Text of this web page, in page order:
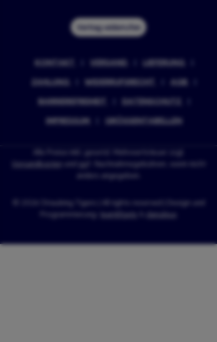
Vertrag widerrufen
KONTAKT VERSAND LIEFERUNG
ZAHLUNG WIDERRUFSRECHT AGB
BARRIEREFREIHEIT DATENSCHUTZ
IMPRESSUM GRÖSSENTABELLEN
Alle Preise inkl. gesetzl. Mehrwertsteuer zzgl.
Versandkosten
und ggf. Nachnahmegebühren, wenn nicht
anders angegeben.
© 2026 Straubing Tigers | All rights reserved | Design und
Programmierung:
teamElgato danubius